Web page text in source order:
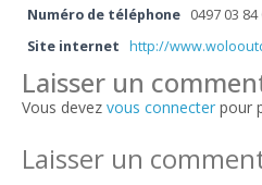
Numéro de téléphone 0497 03 84
Site internet http://
Laisser un
Vous devez vous connecter pour
Laisser un